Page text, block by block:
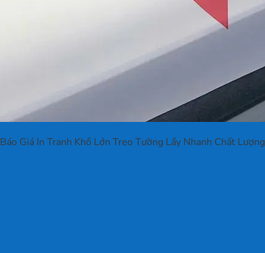
Báo Giá In Tranh Khổ Lớn Treo Tường Lấy Nhanh Chất Lượng